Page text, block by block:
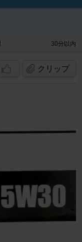
30分以内
クリップ